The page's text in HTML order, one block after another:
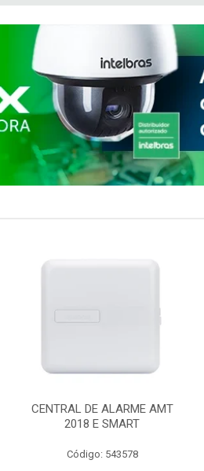
CENTRAL DE ALARME AMT
2018 E SMART
Código: 543578